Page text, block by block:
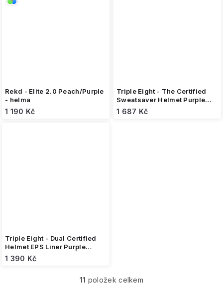
Rekd - Elite 2.0 Peach/Purple
- helma
1 190 Kč
Triple Eight - The Certified
Sweatsaver Helmet Purple
Glossy - helma
1 687 Kč
Triple Eight - Dual Certified
Helmet EPS Liner Purple
glossy - helma
1 390 Kč
O
11 položek celkem